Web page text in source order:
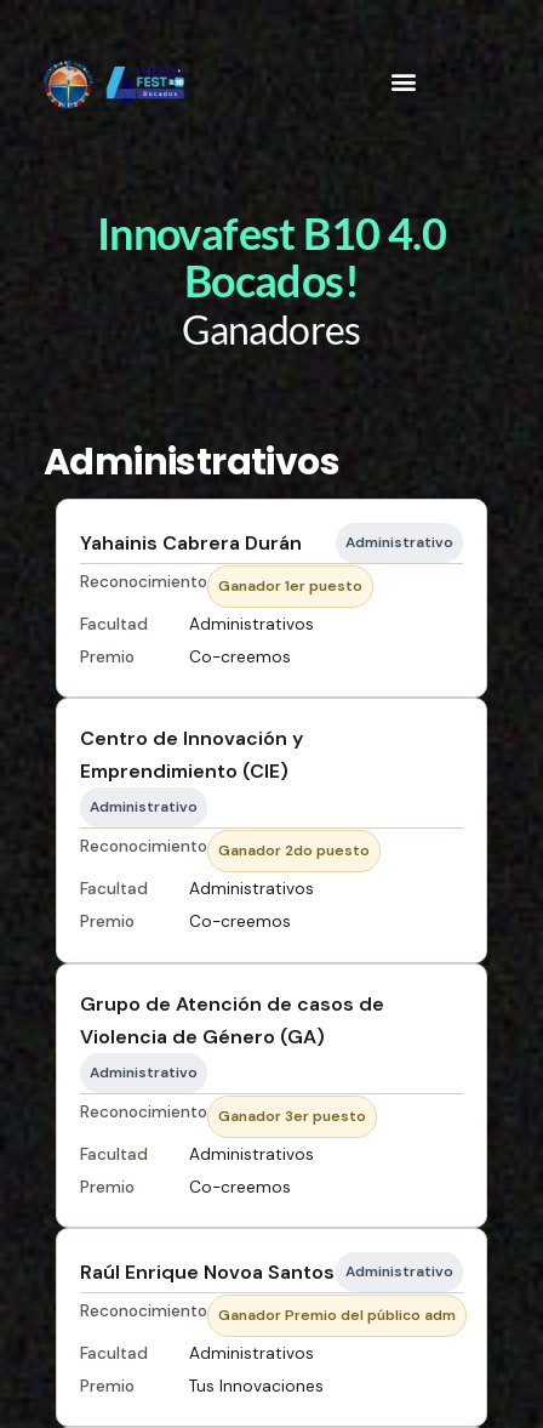
Innovafest B10 4.0
Bocados!
Ganadores
Administrativos
Yahainis Cabrera Durán Administrativo
Reconocimiento Ganador 1er puesto
Facultad
Administrativos
Premio
Co-creemos
Centro de Innovación y
Emprendimiento (CIE)
Administrativo
Reconocimiento Ganador 2do puesto
Facultad
Administrativos
Premio
Co-creemos
Grupo de Atención de casos de
Violencia de Género (GA)
Administrativo
Reconocimiento Ganador 3er puesto
Facultad
Administrativos
Premio
Co-creemos
Raúl Enrique Novoa Santos Administrativo
Reconocimiento Ganador Premio del público adm
Facultad
Administrativos
Premio
Tus Innovaciones